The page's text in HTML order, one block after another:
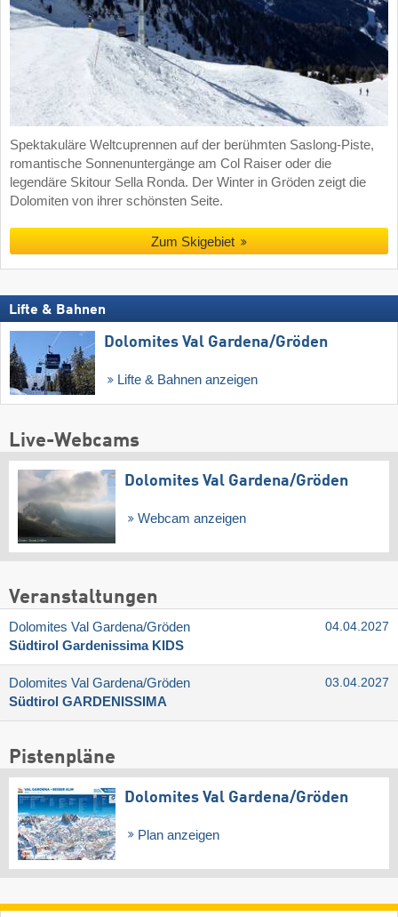
Spektakuläre Weltcuprennen auf der berühmten Saslong-Piste,
romantische Sonnenuntergänge am Col Raiser oder die
legendäre Skitour Sella Ronda. Der Winter in Gröden zeigt die
Dolomiten von ihrer schönsten Seite.
Zum Skigebiet
Lifte & Bahnen
Dolomites Val Gardena/​Gröden
Lifte & Bahnen anzeigen
Live-Webcams
Dolomites Val Gardena/​Gröden
Webcam anzeigen
Veranstaltungen
Dolomites Val Gardena/​Gröden
Südtirol Gardenissima KIDS
04.04.2027
Dolomites Val Gardena/​Gröden
Südtirol GARDENISSIMA
03.04.2027
Pistenpläne
Dolomites Val Gardena/​Gröden
Plan anzeigen